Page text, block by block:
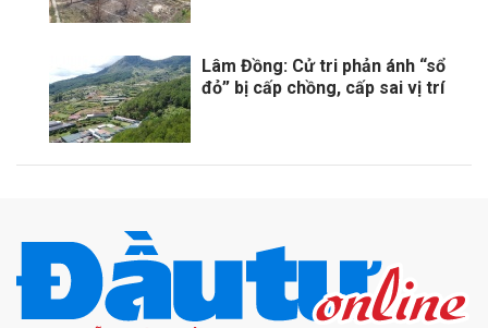
Lâm Đồng: Cử tri phản ánh “sổ
đỏ” bị cấp chồng, cấp sai vị trí